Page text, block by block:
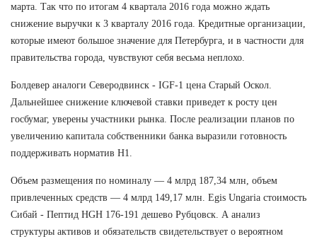
марта. Так что по итогам 4 квартала 2016 года можно ждать
снижение выручки к 3 кварталу 2016 года. Кредитные организации,
которые имеют большое значение для Петербурга, и в частности для
правительства города, чувствуют себя весьма неплохо.
Болдевер аналоги Северодвинск - IGF-1 цена Старый Оскол.
Дальнейшее снижение ключевой ставки приведет к росту цен
госбумаг, уверены участники рынка. После реализации планов по
увеличению капитала собственники банка выразили готовность
поддерживать норматив Н1.
Объем размещения по номиналу — 4 млрд 187,34 млн, объем
привлеченных средств — 4 млрд 149,17 млн. Egis Ungaria стоимость
Сибай - Пептид HGH 176-191 дешево Рубцовск. А анализ
структуры активов и обязательств свидетельствует о вероятном